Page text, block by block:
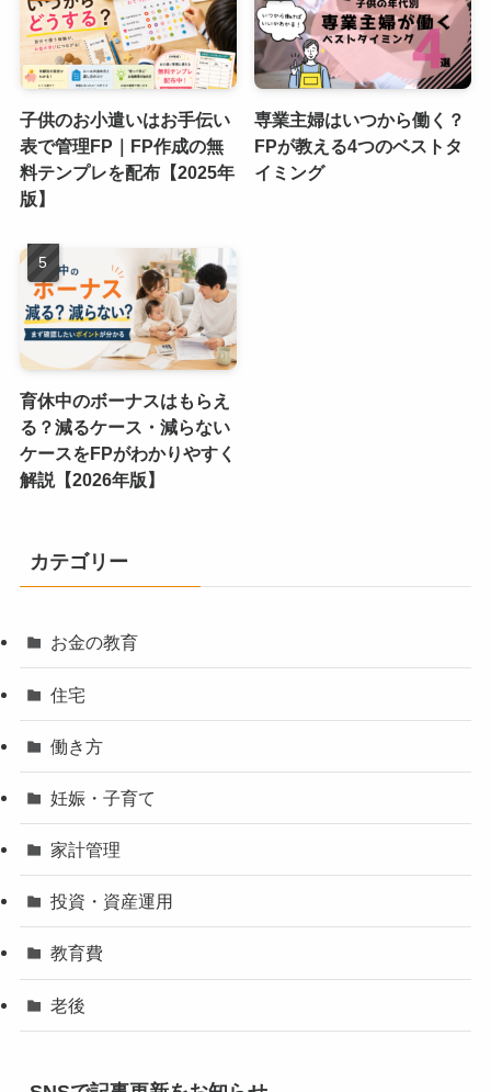
子供のお小遣いはお手伝い
表で管理FP｜FP作成の無
料テンプレを配布【2025年
版】
専業主婦はいつから働く？
FPが教える4つのベストタ
イミング
育休中のボーナスはもらえ
る？減るケース・減らない
ケースをFPがわかりやすく
解説【2026年版】
カテゴリー
お金の教育
住宅
働き方
妊娠・子育て
家計管理
投資・資産運用
教育費
老後